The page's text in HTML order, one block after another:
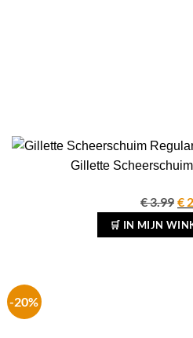
Gillette
€3.99 €
🛒 IN MIJN
-20%